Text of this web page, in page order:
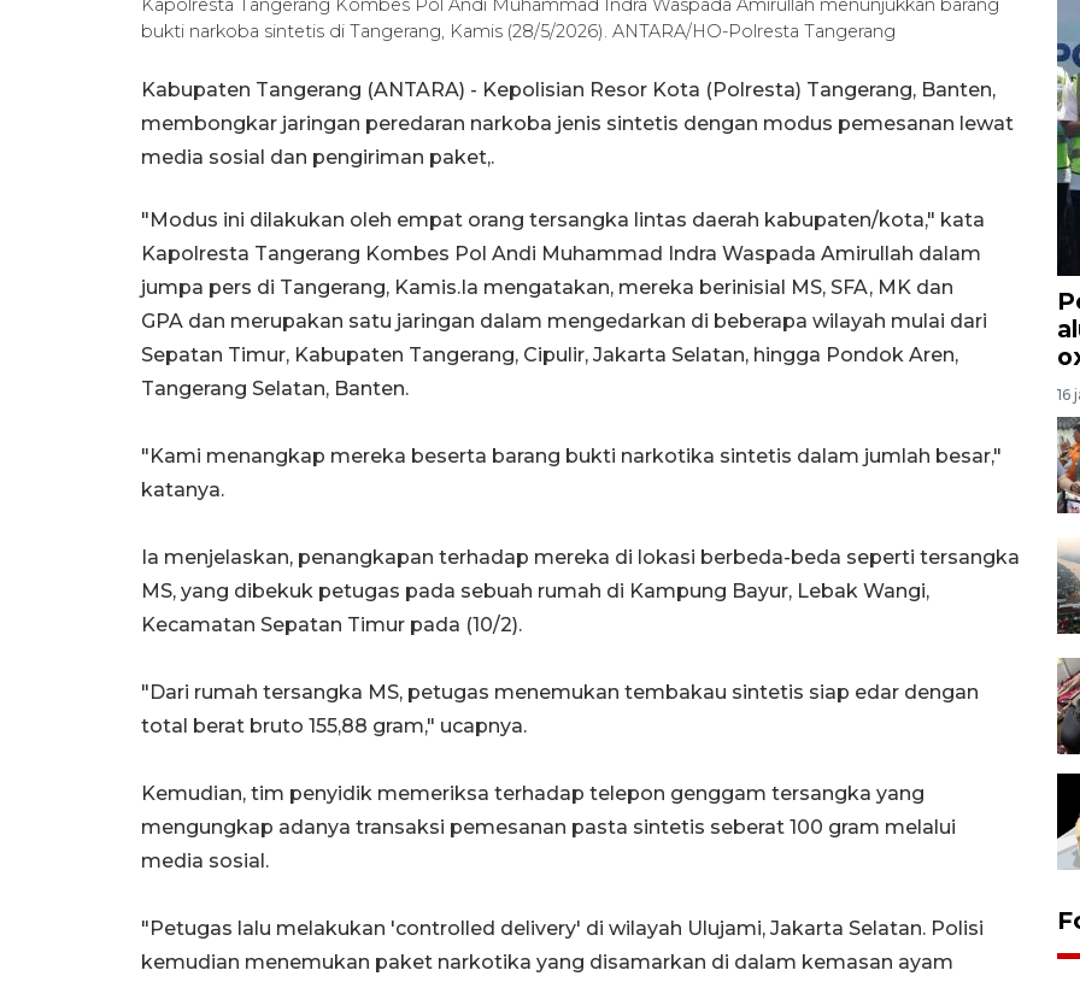
Kapolresta Tangerang Kombes Pol Andi Muhammad Indra Waspada Amirullah menunjukkan barang
bukti narkoba sintetis di Tangerang, Kamis (28/5/2026). ANTARA/HO-Polresta Tangerang
Kabupaten Tangerang (ANTARA) - Kepolisian Resor Kota (Polresta) Tangerang, Banten,
membongkar jaringan peredaran narkoba jenis sintetis dengan modus pemesanan lewat
media sosial dan pengiriman paket,.
"Modus ini dilakukan oleh empat orang tersangka lintas daerah kabupaten/kota," kata
Kapolresta Tangerang Kombes Pol Andi Muhammad Indra Waspada Amirullah dalam
jumpa pers di Tangerang, Kamis.Ia mengatakan, mereka berinisial MS, SFA, MK dan
GPA dan merupakan satu jaringan dalam mengedarkan di beberapa wilayah mulai dari
Sepatan Timur, Kabupaten Tangerang, Cipulir, Jakarta Selatan, hingga Pondok Aren,
Tangerang Selatan, Banten.
"Kami menangkap mereka beserta barang bukti narkotika sintetis dalam jumlah besar,"
katanya.
Ia menjelaskan, penangkapan terhadap mereka di lokasi berbeda-beda seperti tersangka
MS, yang dibekuk petugas pada sebuah rumah di Kampung Bayur, Lebak Wangi,
Kecamatan Sepatan Timur pada (10/2).
"Dari rumah tersangka MS, petugas menemukan tembakau sintetis siap edar dengan
total berat bruto 155,88 gram," ucapnya.
Kemudian, tim penyidik memeriksa terhadap telepon genggam tersangka yang
mengungkap adanya transaksi pemesanan pasta sintetis seberat 100 gram melalui
media sosial.
"Petugas lalu melakukan 'controlled delivery' di wilayah Ulujami, Jakarta Selatan. Polisi
kemudian menemukan paket narkotika yang disamarkan di dalam kemasan ayam
16